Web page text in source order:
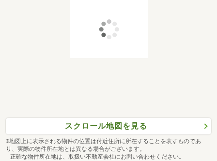
スクロール地図を見る
※地図上に表示される物件の位置は付近住所に所在することを表すものであ
り、実際の物件所在地とは異なる場合がございます。
正確な物件所在地は、取扱い不動産会社にお問い合わせください。